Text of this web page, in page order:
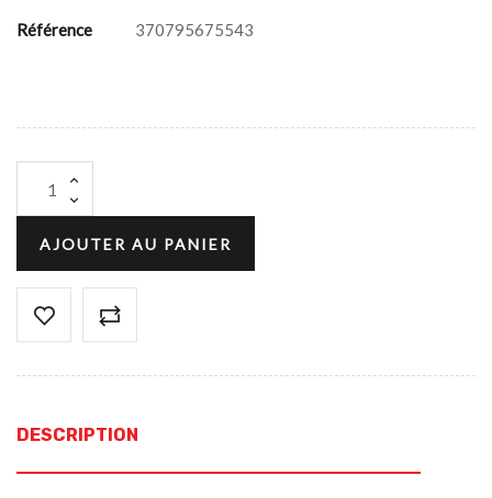
Référence 370795675543
AJOUTER AU PANIER
DESCRIPTION